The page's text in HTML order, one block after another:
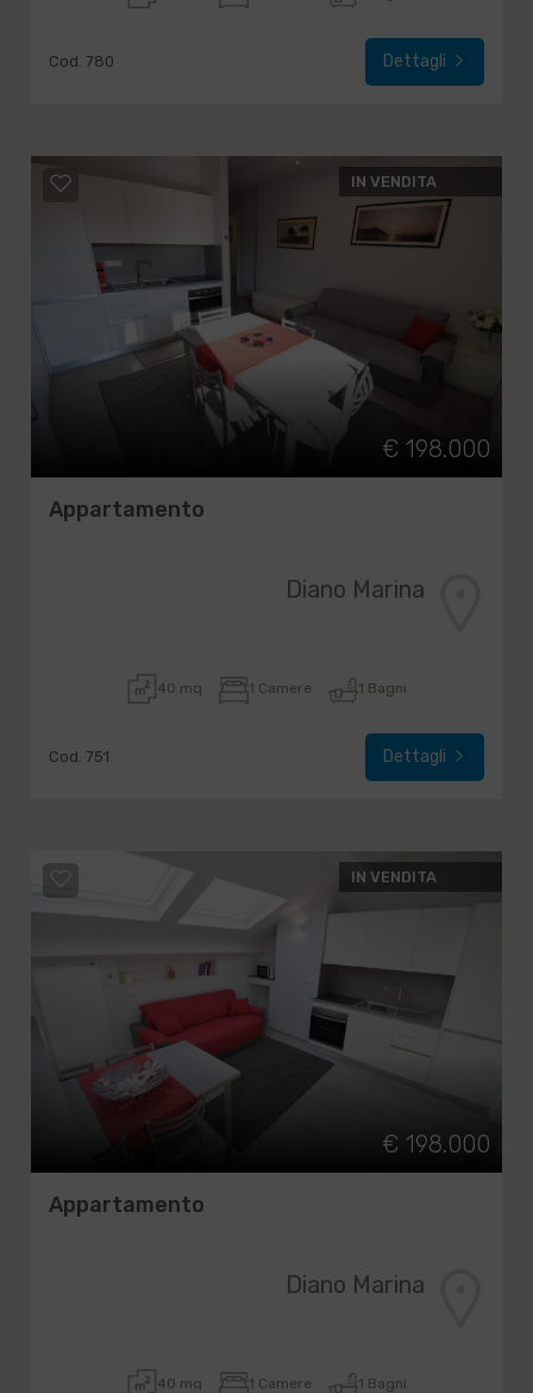
Cod. 780 Dettagli
IN VENDITA
€ 198.000
Appartamento
Diano Marina
40 mq 1 Camere 1 Bagni
Cod. 751 Dettagli
IN VENDITA
€ 198.000
Appartamento
Diano Marina
40 mq 1 Camere 1 Bagni